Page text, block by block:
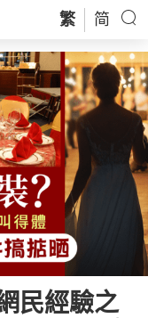
繁 简
民經驗之